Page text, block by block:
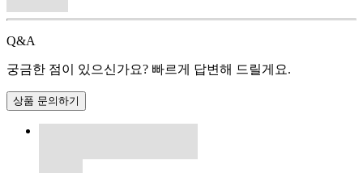
Q&A
궁금한 점이 있으신가요? 빠르게 답변해 드릴게요.
상품 문의하기